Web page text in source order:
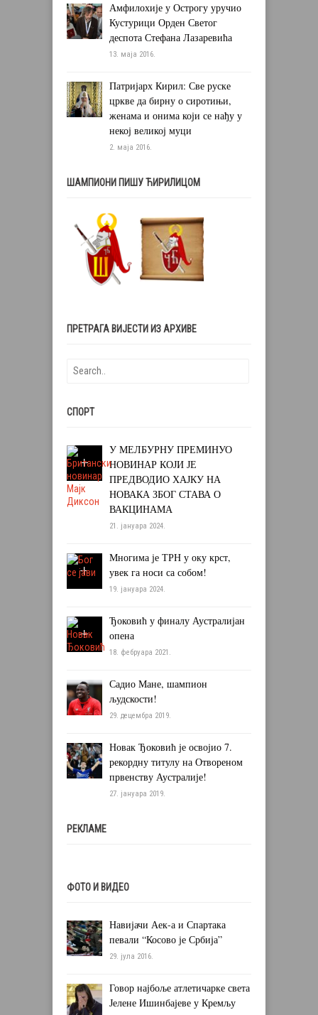
Амфилохије у Острогу уручио
Кустурици Орден Светог
деспота Стефана Лазаревића
13. маја 2016.
Патријарх Кирил: Све руске
цркве да бирну о сиротињи,
женама и онима који се нађу у
некој великој муци
2. маја 2016.
ШАМПИОНИ ПИШУ ЋИРИЛИЦОМ
ПРЕТРАГА ВИЈЕСТИ ИЗ АРХИВЕ
СПОРТ
У МЕЛБУРНУ ПРЕМИНУО
НОВИНАР КОЈИ ЈЕ
ПРЕДВОДИО ХАЈКУ НА
НОВАКА ЗБОГ СТАВА О
ВАКЦИНАМА
21. јануара 2024.
Многима је ТРН у оку крст,
увек га носи са собом!
19. јануара 2024.
Ђоковић у финалу Аустралијан
опена
18. фебруара 2021.
Садио Мане, шампион
људскости!
29. децембра 2019.
Новак Ђоковић је освојио 7.
рекордну титулу на Отвореном
првенству Аустралије!
27. јануара 2019.
РЕКЛАМЕ
ФОТО И ВИДЕО
Навијачи Аек-а и Спартака
певали “Косово је Србија”
29. јула 2016.
Говор најбоље атлетичарке света
Јелене Ишинбајеве у Кремљу